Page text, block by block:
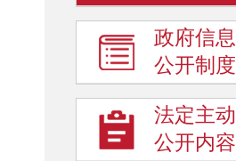
政府信息
公开制度
法定主动
公开内容